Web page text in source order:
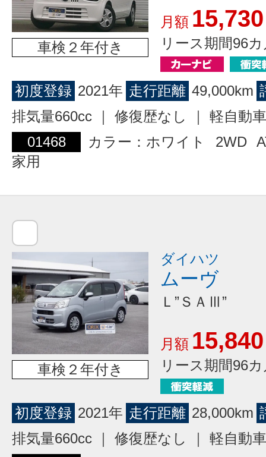
車検２年付き
月額 15,730
リース期間96
初度登録 2021年 走行距離 49,000km
排気量660cc ｜ 修復歴なし ｜ 軽自動車
01468
カラー：ホワイト 2WD
家用
車検２年付き
ダイハツ
ムーヴ
Ｌ”ＳＡⅢ”
月額 15,840
リース期間96
初度登録 2021年 走行距離 28,000km
排気量660cc ｜ 修復歴なし ｜ 軽自動車